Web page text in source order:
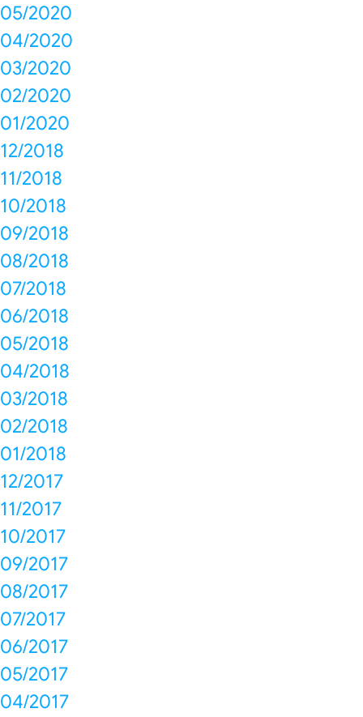
05/2020
04/2020
03/2020
02/2020
01/2020
12/2018
11/2018
10/2018
09/2018
08/2018
07/2018
06/2018
05/2018
04/2018
03/2018
02/2018
01/2018
12/2017
11/2017
10/2017
09/2017
08/2017
07/2017
06/2017
05/2017
04/2017